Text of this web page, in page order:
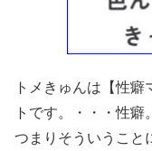
トメきゅんは【性
トです。・・・性
つまりそういうこと